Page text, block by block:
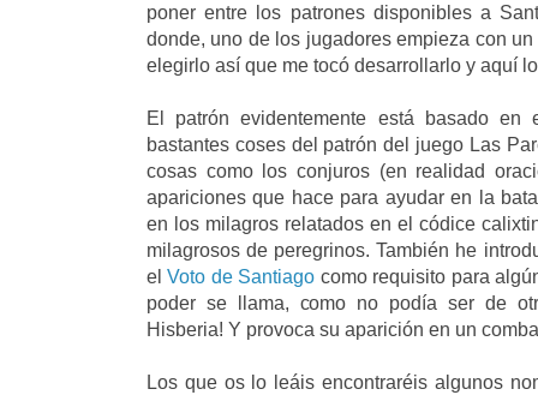
poner entre los patrones disponibles a
donde, uno de los jugadores empieza con
elegirlo así que me tocó desarrollarlo y aquí
El patrón evidentemente está basado
bastantes coses del patrón del juego Las
cosas como los conjuros (en realidad
apariciones que hace para ayudar en la
en los milagros relatados en el códice
milagrosos de peregrinos. También he
elVoto de Santiago como requisito para
poder se llama, como no podía ser de
Hisberia! Y provoca su aparición en un
Los que os lo leáis encontraréis algunos